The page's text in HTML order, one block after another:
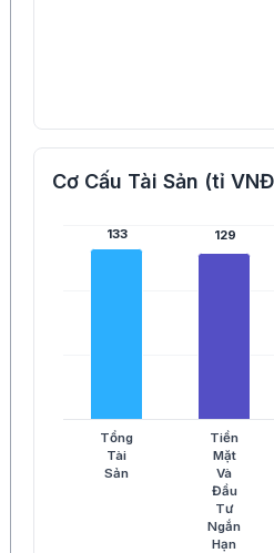
Cơ Cấu Tài Sản (tỉ
133
133 129
129
Tổng
Tài
Sản
Tiền
Mặt
Và
Đầu
Tư
Ngắn
Hạn